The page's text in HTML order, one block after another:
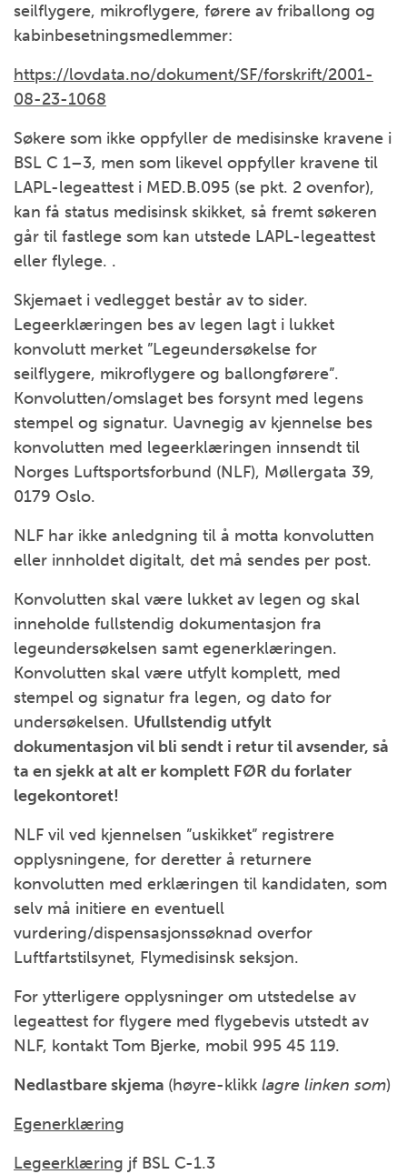
seilflygere, mikroflygere, førere av friballong og
kabinbesetningsmedlemmer:
https://lovdata.no/dokument/SF/forskrift/2001-
08-23-1068
Søkere som ikke oppfyller de medisinske kravene i
BSL C 1–3, men som likevel oppfyller kravene til
LAPL-legeattest i MED.B.095 (se pkt. 2 ovenfor),
kan få status medisinsk skikket, så fremt søkeren
går til fastlege som kan utstede LAPL-legeattest
eller flylege. .
Skjemaet i vedlegget består av to sider.
Legeerklæringen bes av legen lagt i lukket
konvolutt merket ”Legeundersøkelse for
seilflygere, mikroflygere og ballongførere”.
Konvolutten/omslaget bes forsynt med legens
stempel og signatur. Uavnegig av kjennelse bes
konvolutten med legeerklæringen innsendt til
Norges Luftsportsforbund (NLF), Møllergata 39,
0179 Oslo.
NLF har ikke anledgning til å motta konvolutten
eller innholdet digitalt, det må sendes per post.
Konvolutten skal være lukket av legen og skal
inneholde fullstendig dokumentasjon fra
legeundersøkelsen samt egenerklæringen.
Konvolutten skal være utfylt komplett, med
stempel og signatur fra legen, og dato for
undersøkelsen. Ufullstendig utfylt
dokumentasjon vil bli sendt i retur til avsender, så
ta en sjekk at alt er komplett FØR du forlater
legekontoret!
NLF vil ved kjennelsen ”uskikket” registrere
opplysningene, for deretter å returnere
konvolutten med erklæringen til kandidaten, som
selv må initiere en eventuell
vurdering/dispensasjonssøknad overfor
Luftfartstilsynet, Flymedisinsk seksjon.
For ytterligere opplysninger om utstedelse av
legeattest for flygere med flygebevis utstedt av
NLF, kontakt Tom Bjerke, mobil 995 45 119.
Nedlastbare skjema (høyre-klikk lagre linken som)
Egenerklæring
Legeerklæring jf BSL C-1.3